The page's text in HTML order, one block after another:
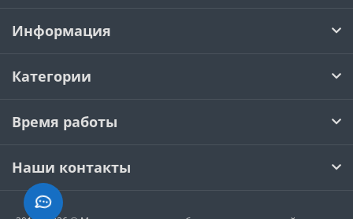
Информация
Категории
Время работы
Наши контакты